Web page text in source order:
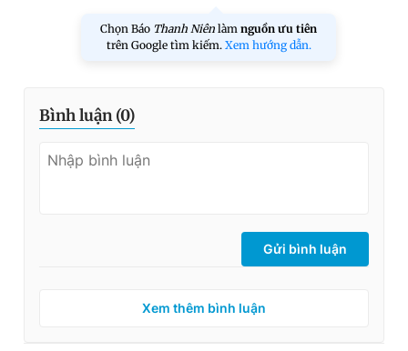
Chọn Báo Thanh Niên làm nguồn ưu tiên
trên Google tìm kiếm. Xem hướng dẫn.
Bình luận (0)
Gửi bình luận
Xem thêm bình luận